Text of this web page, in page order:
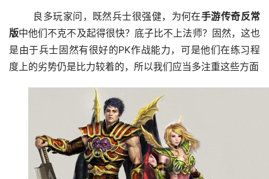
	良多玩家问，既然兵士很强健，为何在
手游传奇反常
版中他们不克不及起得很快？底子比不上法师？固然，这也
是由于兵士固然有很好的PK作战能力，可是他们在练习程
度上的劣势仍是比力较着的，所以我们应当多注重这些方面